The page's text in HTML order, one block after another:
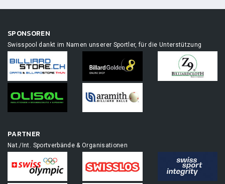
SPONSOREN
Swisspool dankt im Namen unserer Sportler, für die Unterstützung
PARTNER
Nat./Int. Sportverbände & Organisationen